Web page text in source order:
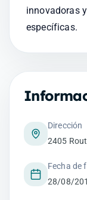
innovadoras
específicas.
Dirección
2405
Fecha de
28/08/